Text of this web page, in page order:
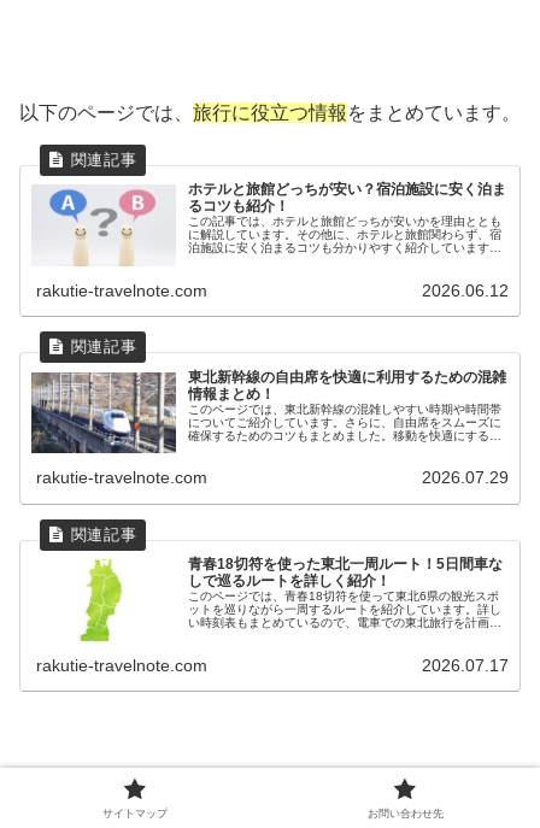
以下のページでは、 旅行に役立つ情報 をまとめています。
ホテルと旅館どっちが安い？宿泊施設に安く泊ま
るコツも紹介！
この記事では、ホテルと旅館どっちが安いかを理由ととも
に解説しています。その他に、ホテルと旅館関わらず、宿
泊施設に安く泊まるコツも分かりやすく紹介しています。
rakutie-travelnote.com 2026.06.12
東北新幹線の自由席を快適に利用するための混雑
情報まとめ！
このページでは、東北新幹線の混雑しやすい時期や時間帯
についてご紹介しています。さらに、自由席をスムーズに
確保するためのコツもまとめました。移動を快適にするた
rakutie-travelnote.com 2026.07.29
青春18切符を使った東北一周ルート！5日間車な
しで巡るルートを詳しく紹介！
このページでは、青春18切符を使って東北6県の観光スポ
ットを巡りながら一周するルートを紹介しています。詳し
い時刻表もまとめているので、電車での東北旅行を計画し
rakutie-travelnote.com 2026.07.17
サイトマップ お問い合わせ先